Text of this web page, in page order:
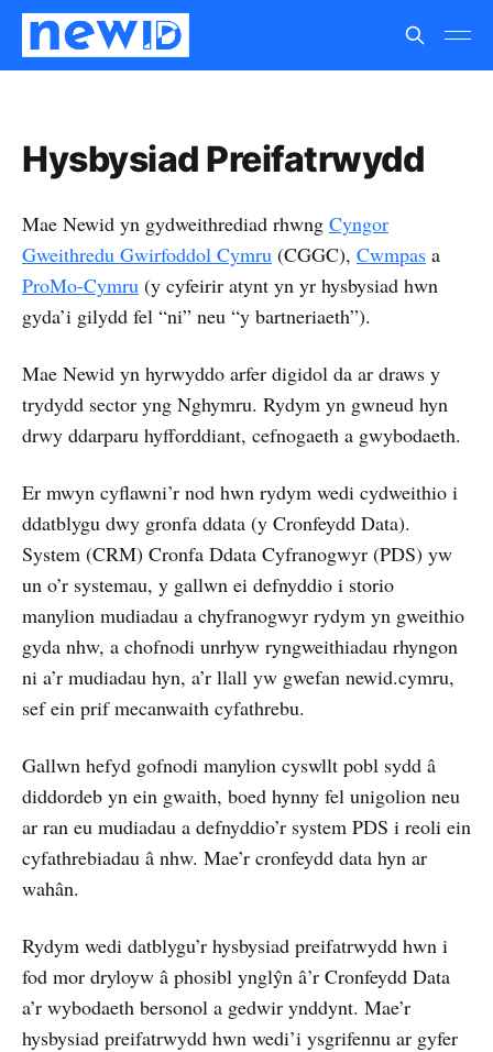
Hysbysiad Preifatrwydd
Mae Newid yn gydweithrediad rhwng Cyngor
Gweithredu Gwirfoddol Cymru (CGGC), Cwmpas a
ProMo-Cymru (y cyfeirir atynt yn yr hysbysiad hwn
gyda’i gilydd fel “ni” neu “y bartneriaeth”).
Mae Newid yn hyrwyddo arfer digidol da ar draws y
trydydd sector yng Nghymru. Rydym yn gwneud hyn
drwy ddarparu hyfforddiant, cefnogaeth a gwybodaeth.
Er mwyn cyflawni’r nod hwn rydym wedi cydweithio i
ddatblygu dwy gronfa ddata (y Cronfeydd Data).
System (CRM) Cronfa Ddata Cyfranogwyr (PDS) yw
un o’r systemau, y gallwn ei defnyddio i storio
manylion mudiadau a chyfranogwyr rydym yn gweithio
gyda nhw, a chofnodi unrhyw ryngweithiadau rhyngon
ni a’r mudiadau hyn, a’r llall yw gwefan newid.cymru,
sef ein prif mecanwaith cyfathrebu.
Gallwn hefyd gofnodi manylion cyswllt pobl sydd â
diddordeb yn ein gwaith, boed hynny fel unigolion neu
ar ran eu mudiadau a defnyddio’r system PDS i reoli ein
cyfathrebiadau â nhw. Mae’r cronfeydd data hyn ar
wahân.
Rydym wedi datblygu’r hysbysiad preifatrwydd hwn i
fod mor dryloyw â phosibl ynglŷn â’r Cronfeydd Data
a’r wybodaeth bersonol a gedwir ynddynt. Mae’r
hysbysiad preifatrwydd hwn wedi’i ysgrifennu ar gyfer